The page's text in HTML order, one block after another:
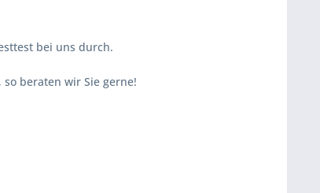
bei uns durch.
beraten wir Sie gerne!